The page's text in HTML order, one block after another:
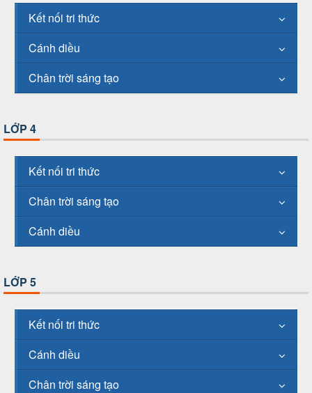
Kết nối tri thức
Cánh diều
Chân trời sáng tạo
LỚP 4
Kết nối tri thức
Chân trời sáng tạo
Cánh diều
LỚP 5
Kết nối tri thức
Cánh diều
Chân trời sáng tạo